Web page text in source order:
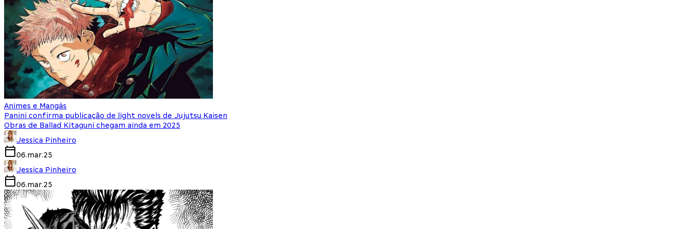
Animes e Mangás
Panini confirma publicação de light novels de Jujutsu Kaisen
Obras de Ballad Kitaguni chegam ainda em 2025
Jessica Pinheiro
06.mar.25
Jessica Pinheiro
06.mar.25